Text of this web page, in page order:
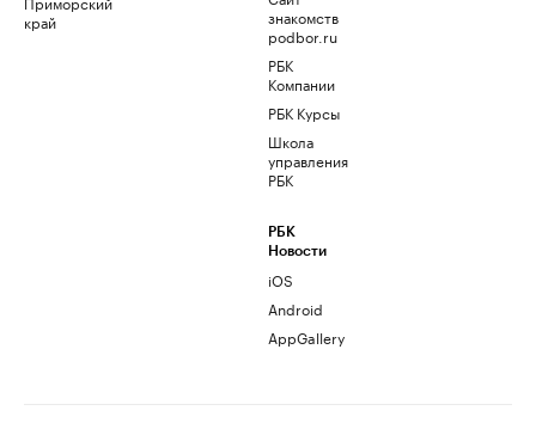
край
знакомств
podbor.ru
РБК
Компании
РБК Курсы
Школа
управления
РБК
РБК
Новости
iOS
Android
AppGallery